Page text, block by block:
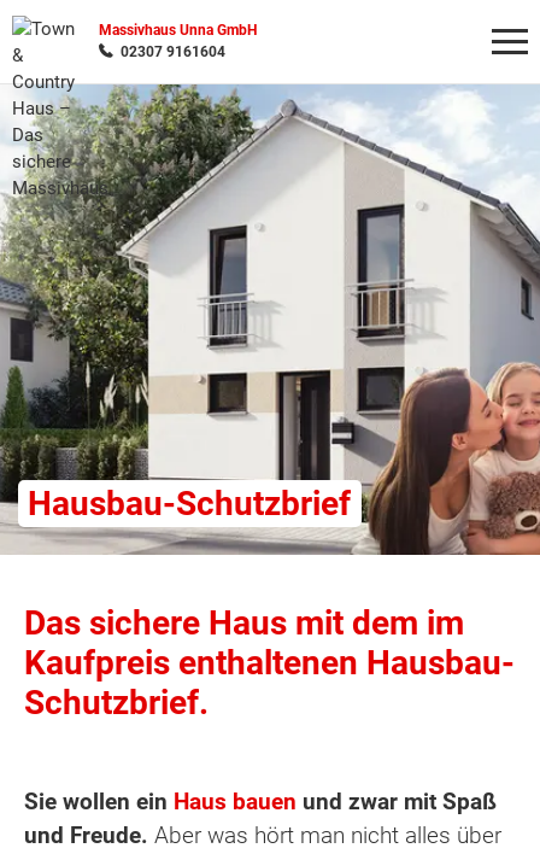
Massivhaus Unna GmbH
02307 9161604
Hausbau-Schutzbrief
Das sichere Haus mit dem im
Kaufpreis enthaltenen Hausbau-
Schutzbrief.
Sie wollen ein Haus bauen und zwar mit Spaß
und Freude. Aber was hört man nicht alles über
Wonach möchten Sie suchen?